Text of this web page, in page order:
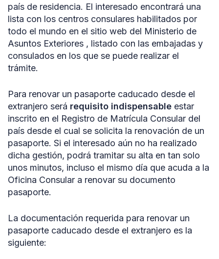
país de residencia. El interesado encontrará una
lista con los centros consulares habilitados por
todo el mundo en el sitio web del Ministerio de
Asuntos Exteriores , listado con las embajadas y
consulados en los que se puede realizar el
trámite.
Para renovar un pasaporte caducado desde el
extranjero será requisito indispensable estar
inscrito en el Registro de Matrícula Consular del
país desde el cual se solicita la renovación de un
pasaporte. Si el interesado aún no ha realizado
dicha gestión, podrá tramitar su alta en tan solo
unos minutos, incluso el mismo día que acuda a la
Oficina Consular a renovar su documento
pasaporte.
La documentación requerida para renovar un
pasaporte caducado desde el extranjero es la
siguiente: